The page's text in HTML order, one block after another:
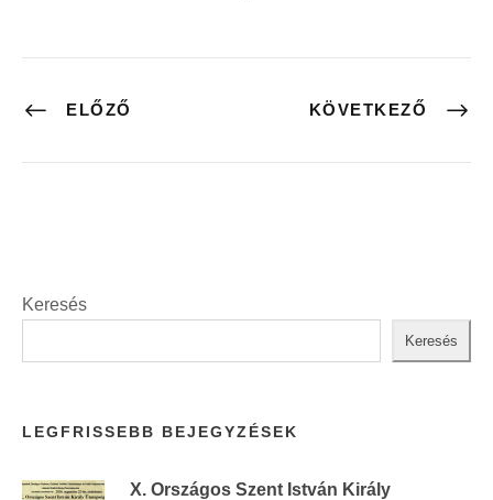
ELŐZŐ KÖVETKEZŐ
Keresés
Keresés
LEGFRISSEBB BEJEGYZÉSEK
X. Országos Szent István Király